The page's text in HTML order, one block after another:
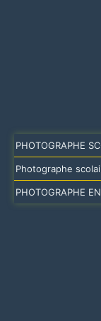
PHOTOGRAPHE
Photographe
PHOTOGRAPHE